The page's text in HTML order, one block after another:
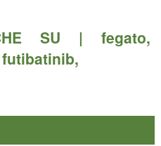
SU | fegato,
futibatinib,